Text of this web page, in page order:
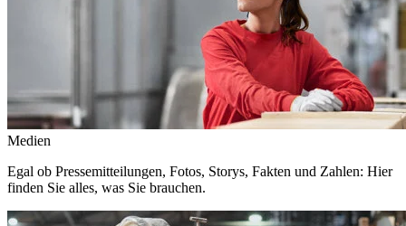
Medien
Egal ob Pressemitteilungen, Fotos, Storys, Fakten und Zahlen: Hier
finden Sie alles, was Sie brauchen.